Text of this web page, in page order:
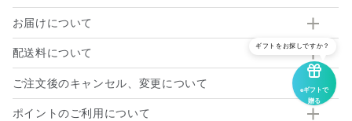
お届けについて
配送料について
ご注文後のキャンセル、変更について
ポイントのご利用について
eギフトで
贈る
ギフトをお探しですか？